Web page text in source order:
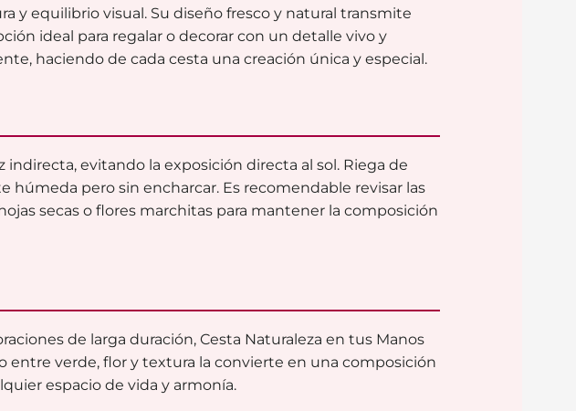
y equilibrio visual. Su diseño fresco y natural transmite
ideal para regalar o decorar con un detalle vivo y
haciendo de cada cesta una creación única y especial.
evitando la exposición directa al sol. Riega de
pero sin encharcar. Es recomendable revisar las
secas o flores marchitas para mantener la composición
de larga duración, Cesta Naturaleza en tus Manos
verde, flor y textura la convierte en una composición
espacio de vida y armonía.